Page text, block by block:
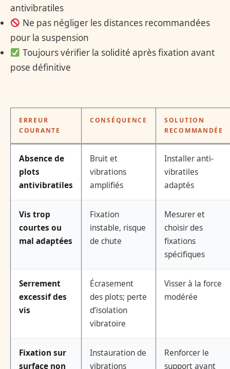
antivibratiles
Ne pas négliger les distances recommandées
pour la suspension
Toujours vérifier la solidité après fixation avant
pose définitive
ERREUR
COURANTE
CONSÉQUENCE
SOLUTION
RECOMMANDÉE
Absence de
plots
antivibratiles
Bruit et
vibrations
amplifiés
Installer anti-
vibratiles
adaptés
Vis trop
courtes ou
mal adaptées
Fixation
instable, risque
de chute
Mesurer et
choisir des
fixations
spécifiques
Serrement
excessif des
vis
Écrasement
des plots; perte
d’isolation
vibratoire
Visser à la force
modérée
Fixation sur
surface non
Instauration de
vibrations
Renforcer le
support avant